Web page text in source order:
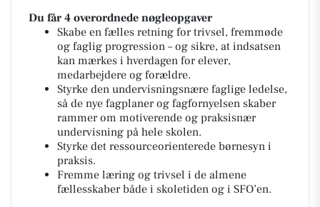
Du får 4 overordnede nøgleopgaver
Skabe en fælles retning for trivsel, fremmøde
og faglig progression – og sikre, at indsatsen
kan mærkes i hverdagen for elever,
medarbejdere og forældre.
Styrke den undervisningsnære faglige ledelse,
så de nye fagplaner og fagfornyelsen skaber
rammer om motiverende og praksisnær
undervisning på hele skolen.
Styrke det ressourceorienterede børnesyn i
praksis.
Fremme læring og trivsel i de almene
fællesskaber både i skoletiden og i SFO’en.